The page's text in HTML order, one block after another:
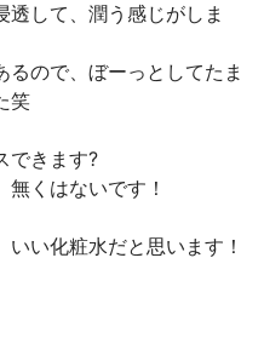
して、潤う感じがしま
ので、ぼーっとしてたま
笑
できます?
くはないです！
い化粧水だと思います！